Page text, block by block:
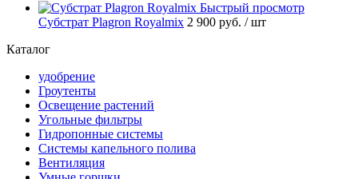
Быстрый просмотр
Субстрат Plagron Royalmix 2 900 руб. / шт
Каталог
удобрение
Гроутенты
Освещение растений
Угольные фильтры
Гидропонные системы
Системы капельного полива
Вентиляция